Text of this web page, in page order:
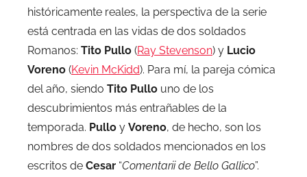
históricamente reales, la perspectiva de la serie
está centrada en las vidas de dos soldados
Romanos: Tito Pullo (Ray Stevenson) y Lucio
Voreno (Kevin McKidd). Para mí, la pareja cómica
del año, siendo Tito Pullo uno de los
descubrimientos más entrañables de la
temporada. Pullo y Voreno, de hecho, son los
nombres de dos soldados mencionados en los
escritos de Cesar “Comentarii de Bello Gallico”.